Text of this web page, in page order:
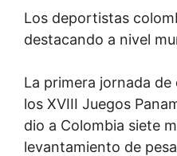
Los deportistas
destacando a nivel
La primera jornada
los XVIII Juegos
dio a Colombia siete
levantamiento de